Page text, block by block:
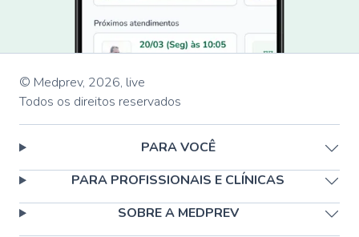
© Medprev, 2026, live
Todos os direitos reservados
PARA VOCÊ
PARA PROFISSIONAIS E CLÍNICAS
SOBRE A MEDPREV